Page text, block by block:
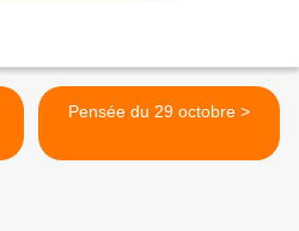
Pensée du 29 octobre >